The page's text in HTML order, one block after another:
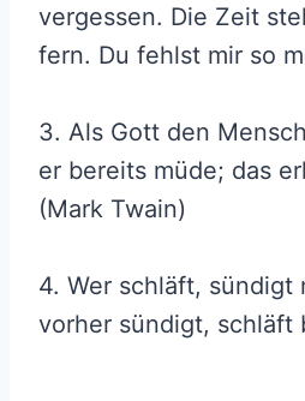
vergessen. Die Zeit
fern. Du fehlst mir so
3. Als Gott den
er bereits müde; das
(Mark Twain)
4. Wer schläft, sündigt
vorher sündigt, schläft